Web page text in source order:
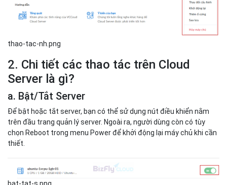
thao-tac-nh.png
2. Chi tiết các thao tác trên Cloud
Server là gì?
a. Bật/Tắt Server
Để bật hoặc tắt server, bạn có thể sử dụng nút điều khiển nằm
trên đầu trang quản lý server. Ngoài ra, người dùng còn có tùy
chọn Reboot trong menu Power để khởi động lại máy chủ khi cần
thiết.
bat-tat-s.png